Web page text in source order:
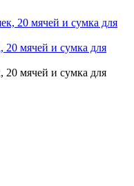
мячей и сумка для
мячей и сумка для